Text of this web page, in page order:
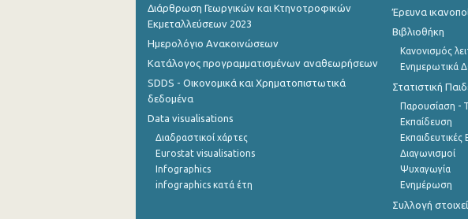
Διάρθρωση Γεωργικών και Κτηνοτροφικών
Εκμεταλλεύσεων 2023
Ημερολόγιο Ανακοινώσεων
Κατάλογος προγραμματισμένων αναθεωρήσεων
SDDS - Οικονομικά και Χρηματοπιστωτικά
δεδομένα
Data visualisations
Διαδραστικοί χάρτες
Eurostat visualisations
Infographics
infographics κατά έτη
Έρευνα
Βιβλιοθήκη
Κανονισμός
Ενημερωτικά
Στατιστική
Παρουσίαση -
Εκπαίδευση
Εκπαιδευτικές
Διαγωνισμοί
Ψυχαγωγία
Ενημέρωση
Συλλογή